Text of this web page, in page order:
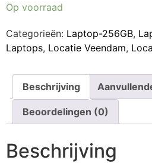
Op voorraad
Categorieën: Laptop-256GB,
Laptops, Locatie Veendam,
Beschrijving
Beoordelingen (0)
Beschrijving